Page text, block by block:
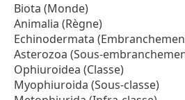
Biota (Monde)
Animalia (Règne)
Echinodermata
Asterozoa (Sous-
Ophiuroidea (Classe)
Myophiuroida (Sous-classe)